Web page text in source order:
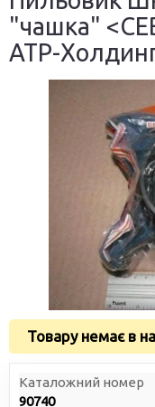
"чашка"
АТР-
Товару немає в
Каталожний номер
90740